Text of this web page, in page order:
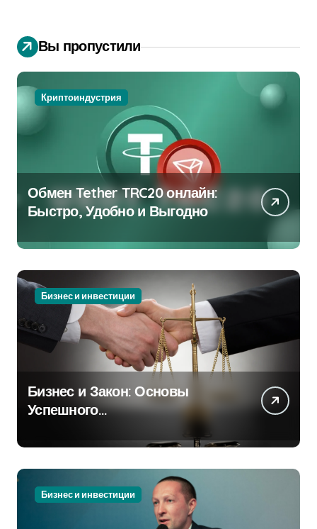
Вы пропустили
Криптоиндустрия
Обмен Tether TRC20 онлайн:
Быстро, Удобно и Выгодно
Бизнес и инвестиции
Бизнес и Закон: Основы
Успешного
Бизнес и инвестиции